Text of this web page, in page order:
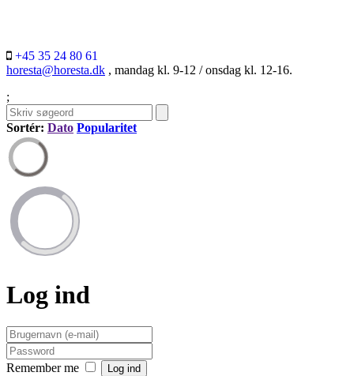
+45 35 24 80 61
horesta@horesta.dk , mandag kl. 9-12 / onsdag kl. 12-16.
;
Sortér: Dato Popularitet
Log ind
Remember me